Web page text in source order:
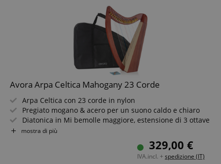
Avora Arpa Celtica Mahogany 23 Corde
Arpa Celtica con 23 corde in nylon
Pregiato mogano & acero per un suono caldo e chiaro
Diatonica in Mi bemolle maggiore, estensione di 3 ottave
Meccanismi a ganci dorati con marcature colorate
Include borsa imbottita con funzione zaino
Leggera e maneggevole - solo 3,5 kg di peso
mostra di più
329,00 €
IVA.incl. + spedizione (IT)